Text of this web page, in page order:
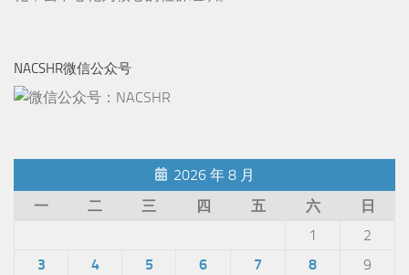
NACSHR微信公众号
2026 年 8 月
一
二 三 四 五 六
日
1
2
3
4 5 6 7 8
9